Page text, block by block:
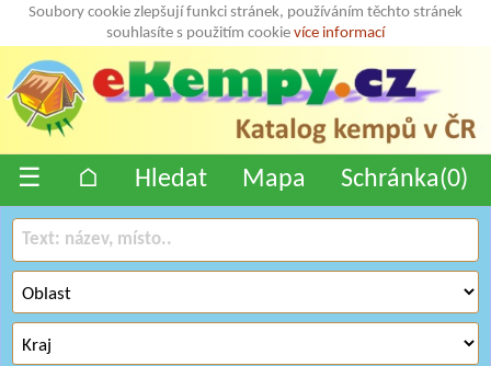
Soubory cookie zlepšují funkci stránek, používáním těchto stránek
souhlasíte s použitím cookie více informací
☰ ⌂ Hledat Mapa Schránka(0)